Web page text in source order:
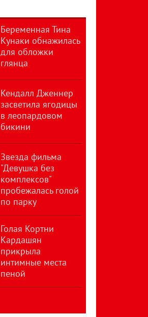
Беременная Тина
Кунаки обнажилась
для обложки
глянца
Кендалл Дженнер
засветила ягодицы
в леопардовом
бикини
Звезда фильма
"Девушка без
комплексов"
пробежалась голой
по парку
Голая Кортни
Кардашян
прикрыла
интимные места
пеной